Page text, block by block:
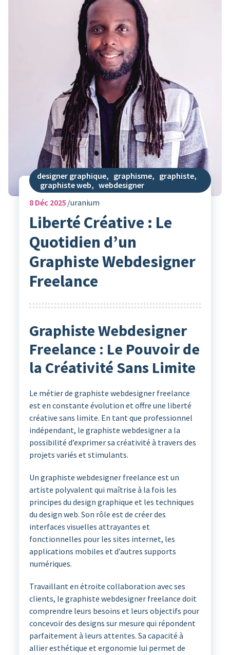
designer graphique, graphisme, graphiste,
graphiste web, webdesigner
8Déc 2025 uranium
Liberté Créative : Le
Quotidien d’un
Graphiste Webdesigner
Freelance
Graphiste Webdesigner
Freelance : Le Pouvoir de
la Créativité Sans Limite
Le métier de graphiste webdesigner freelance
est en constante évolution et offre une liberté
créative sans limite. En tant que professionnel
indépendant, le graphiste webdesigner a la
possibilité d’exprimer sa créativité à travers des
projets variés et stimulants.
Un graphiste webdesigner freelance est un
artiste polyvalent qui maîtrise à la fois les
principes du design graphique et les techniques
du design web. Son rôle est de créer des
interfaces visuelles attrayantes et
fonctionnelles pour les sites internet, les
applications mobiles et d’autres supports
numériques.
Travaillant en étroite collaboration avec ses
clients, le graphiste webdesigner freelance doit
comprendre leurs besoins et leurs objectifs pour
concevoir des designs sur mesure qui répondent
parfaitement à leurs attentes. Sa capacité à
allier esthétique et ergonomie lui permet de